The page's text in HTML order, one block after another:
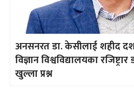
अनसनरत डा. केसीलाई शहीद
विज्ञान विश्वविद्यालयका
खुल्ला प्रश्न